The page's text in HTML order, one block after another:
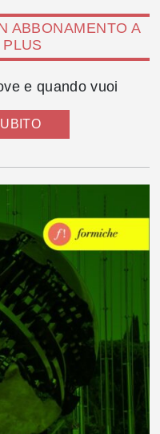
ABBONAMENTO A
e quando vuoi